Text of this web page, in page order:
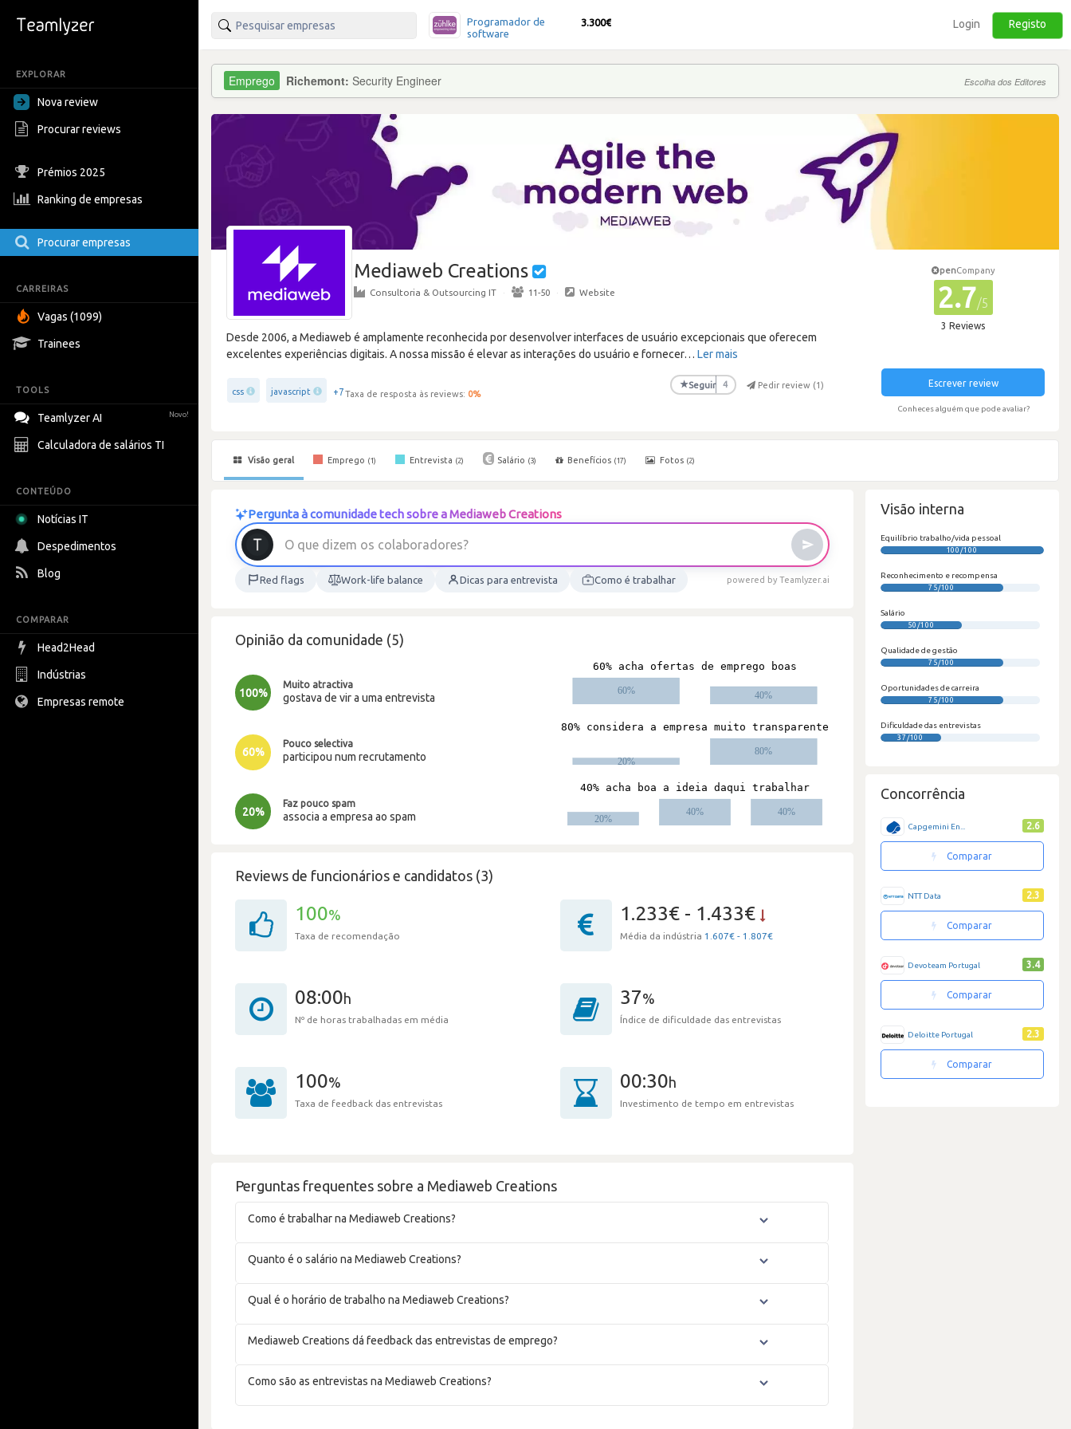
EXPLORAR
Nova review
Procurar reviews
Prémios 2025
Ranking de empresas
Procurar empresas
CARREIRAS
Vagas (1099)
Trainees
TOOLS
Teamlyzer AI Novo!
Calculadora de salários TI
CONTEÚDO
Notícias IT
Despedimentos
Blog
COMPARAR
Head2Head
Indústrias
Empresas remote
Programador de
software
3.300€ Login Registo
Richemont: Security Engineer Escolha dos Editores
Mediaweb Creations
Consultoria & Outsourcing IT · 11-50 · Website
Desde 2006, a Mediaweb é amplamente reconhecida por desenvolver interfaces de usuário excepcionais que oferecem
excelentes experiências digitais. A nossa missão é elevar as interações do usuário e fornecer… Ler mais
css javascript +7Taxa de resposta às reviews: 0%
★Seguir 4 Pedir review (1)
penCompany
2.7/5
3 Reviews
Escrever review
Conheces alguém que pode avaliar?
Visão geral Emprego (1) Entrevista (2) Salário (3) Benefícios (17) Fotos (2)
Pergunta à comunidade tech sobre a Mediaweb Creations
O que d izem os colaborad ores?
Red flags Work-life balance Dicas para entrevista Como é trabalhar powered by Teamlyzer.ai
Opinião da comunidade (5)
100%
Muito atractiva
gostava de vir a uma entrevista
60%
Pouco selectiva
participou num recrutamento
20%
Faz pouco spam
associa a empresa ao spam
Reviews de funcionários e candidatos (3)
100%
Taxa de recomendação
1.233€ - 1.433€
Média da indústria 1.607€ - 1.807€
08:00h
Nº de horas trabalhadas em média
37%
Índice de dificuldade das entrevistas
100%
Taxa de feedback das entrevistas
00:30h
Investimento de tempo em entrevistas
Perguntas frequentes sobre a Mediaweb Creations
Como é trabalhar na Mediaweb Creations?
Quanto é o salário na Mediaweb Creations?
Qual é o horário de trabalho na Mediaweb Creations?
Mediaweb Creations dá feedback das entrevistas de emprego?
Como são as entrevistas na Mediaweb Creations?
Visão interna
Equilíbrio trabalho/vida pessoal
100/100
Reconhecimento e recompensa
75/100
Salário
50/100
Qualidade de gestão
75/100
Oportunidades de carreira
75/100
Dificuldade das entrevistas
37/100
Concorrência
Capgemini En... 2.6
Comparar
NTT Data 2.3
Comparar
Devoteam Portugal 3.4
Comparar
Deloitte Portugal 2.3
Comparar